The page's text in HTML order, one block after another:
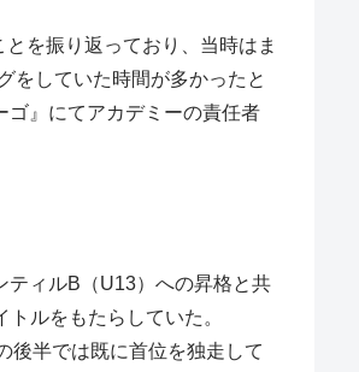
を振り返っており、当時はま
をしていた時間が多かったと
ゴ』にてアカデミーの責任者
ティルB（U13）への昇格と共
ルをもたらしていた。
後半では既に首位を独走して